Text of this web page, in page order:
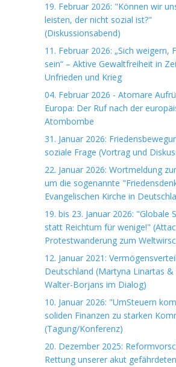
19. Februar 2026: "Können wir
leisten, der nicht sozial ist?"
(Diskussionsabend)
11. Februar 2026: „Sich weigern,
sein“ – Aktive Gewaltfreiheit in
Unfrieden und Krieg
04. Februar 2026 - Atomare
Europa: Der Ruf nach der
Atombombe
31. Januar 2026:
soziale Frage (Vortrag und
22. Januar 2026: Wortmeldung
um die sogenannte
Evangelischen Kirche in
19. bis 23. Januar 2026: "Globale
statt Reichtum für wenige!"
Protestwanderung zum
12. Januar 2021:
Deutschland (Martyna Linartas
Walter-Borjans im Dialog)
10. Januar 2026: "UmSteuern
soliden Finanzen zu starken
(Tagung/Konferenz)
20. Dezember 2025:
Rettung unserer akut